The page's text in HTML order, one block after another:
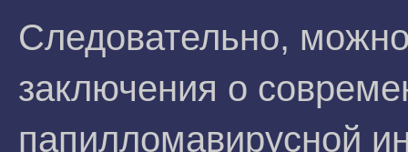
Следовательно,
заключения о
папилломавирусной